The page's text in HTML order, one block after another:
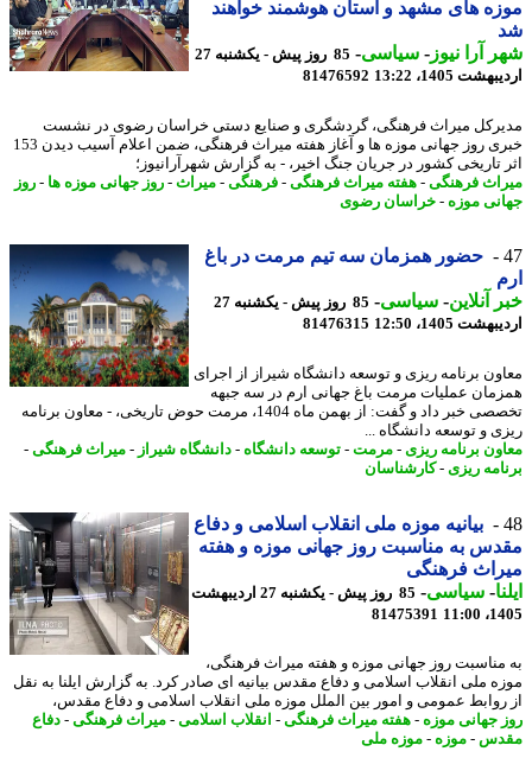
های مشهد و استان هوشمند خواهند
آرا نیوز-سیاسی-
85 روز پیش - یکشنبه 27
1405، 13:22
81476592
میراث فرهنگی، گردشگری و صنایع دستی خراسان رضوی در نشست
خبری روز جهانی موزه ها و آغاز هفته میراث فرهنگی، ضمن اعلام آسیب دیدن 153
تاریخی کشور در جریان جنگ اخیر، - به گزارش شهرآرانیوز؛
فرهنگی-هفته میراث فرهنگی-فرهنگی-میراث- روز جهانی موزه ها - روز
موزه-خراسان رضوی
حضور همزمان سه تیم مرمت در باغ
آنلاین-سیاسی-
85 روز پیش - یکشنبه 27
1405، 12:50
81476315
برنامه ریزی و توسعه دانشگاه شیراز از اجرای
عملیات مرمت باغ جهانی ارم در سه جبهه
تخصصی خبر داد و گفت: از بهمن ماه 1404، مرمت حوض تاریخی، - معاون برنامه
و توسعه دانشگاه ...
برنامه ریزی - مرمت -توسعه دانشگاه-دانشگاه شیراز- میراث فرهنگی-
ریزی - کارشناسان
بیانیه موزه ملی انقلاب اسلامی و دفاع
به مناسبت روز جهانی موزه و هفته
فرهنگی
-سیاسی-
85 روز پیش - یکشنبه 27 اردیبهشت
81475391
روز جهانی موزه و هفته میراث فرهنگی،
ملی انقلاب اسلامی و دفاع مقدس بیانیه ای صادر کرد. به گزارش ایلنا به نقل
عمومی و امور بین الملل موزه ملی انقلاب اسلامی و دفاع مقدس،
جهانی موزه-هفته میراث فرهنگی-انقلاب اسلامی-میراث فرهنگی-دفاع
-موزه-موزه ملی